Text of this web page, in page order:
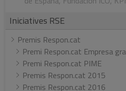
Iniciatives RSE
Premis Respon.cat
Premi Respon.cat Empresa
Premi Respon.cat PIME
Premis Respon.cat 2015
Premis Respon.cat 2016